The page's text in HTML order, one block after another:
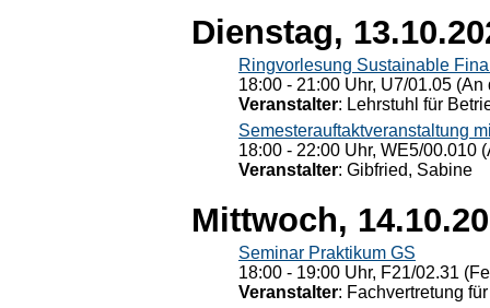
Dienstag,
Ringvorlesung Sustainable
18:00 - 21:00 Uhr, U7/01.05
Veranstalter: Lehrstuhl für
Semesterauftaktveranstaltung
18:00 - 22:00 Uhr, WE5/00.010
Veranstalter: Gibfried, Sabine
Mittwoch,
Seminar Praktikum GS
18:00 - 19:00 Uhr, F21/02.31
Veranstalter: Fachvertretung